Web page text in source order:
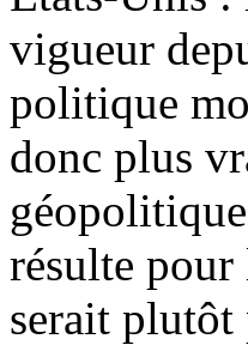
vigueur
politique
donc plus
résulte
serait plutôt